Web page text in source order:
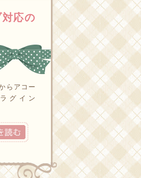
応の
らアコー
グイン
つづきを読む